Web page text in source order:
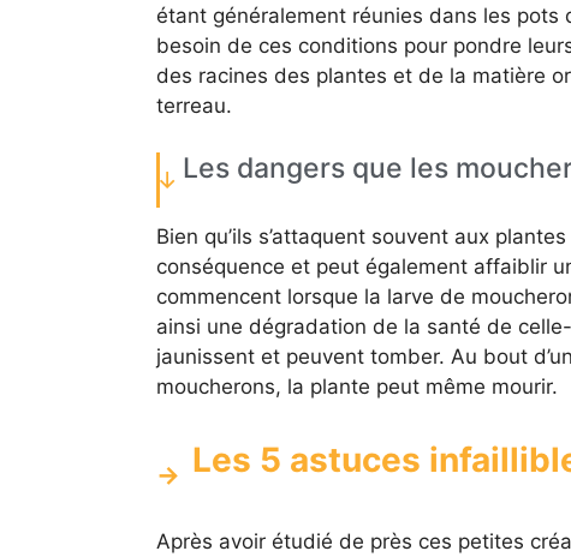
étant généralement réunies dans les pots
besoin de ces conditions pour pondre
des racines des plantes et de la matière
terreau.
Les dangers que les
Bien qu’ils s’attaquent souvent aux
conséquence et peut également affaiblir
commencent lorsque la larve de
ainsi une dégradation de la santé de
jaunissent et peuvent tomber. Au bout
moucherons, la plante peut même mourir.
Les 5 astuces
Après avoir étudié de près ces petites